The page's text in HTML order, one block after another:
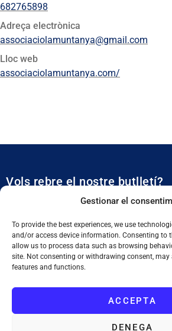
Gestionar el
To provide the best experiences, we use
and/or access device information. Consenting to
allow us to process data such as browsing
site. Not consenting or withdrawing consent, may
features and functions.
ACCEPTA
DENEGA
682765898
Adreça electrònica
associaciolamuntanya@gmail.com
Lloc web
associaciolamuntanya.com/
Vols rebre el nostre butlletí?
Et mantidrem al dia de tota l’actualitat
SUBSCRIURE'M